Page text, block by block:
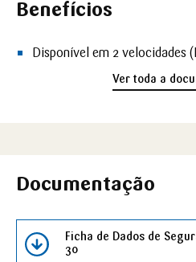
Benefícios
Disponível em 2 velocidades
Ver toda a
Documentação
Ficha de Dados de
30